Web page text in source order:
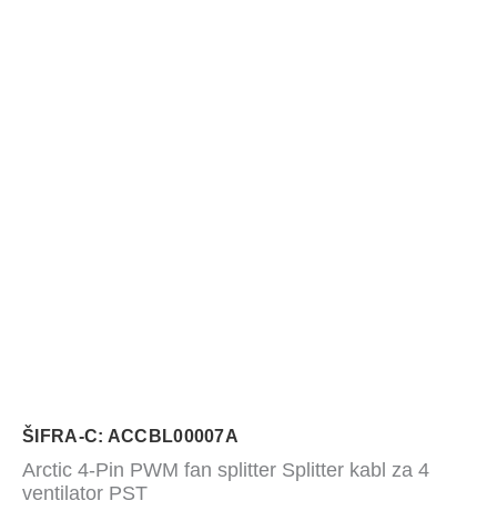
ŠIFRA-C: ACCBL00007A
Arctic 4-Pin PWM fan splitter Splitter kabl za 4
ventilator PST